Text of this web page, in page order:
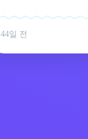
44일 전